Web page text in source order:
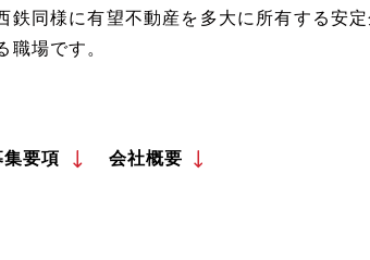
鉄同様に有望不動産を多大に所有する安
職場です。
集要項 会社概要